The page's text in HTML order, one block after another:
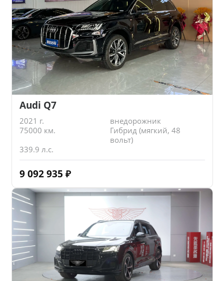
Audi Q7
2021 г.
внедорожник
75000 км.
Гибрид (мягкий, 48
вольт)
339.9 л.с.
9 092 935 ₽